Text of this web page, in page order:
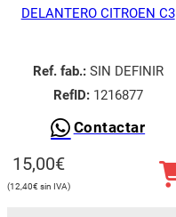
DELANTERO CITROEN C3
Ref. fab.:SIN DEFINIR
RefID:1216877
Contactar
15,00€
12,40€